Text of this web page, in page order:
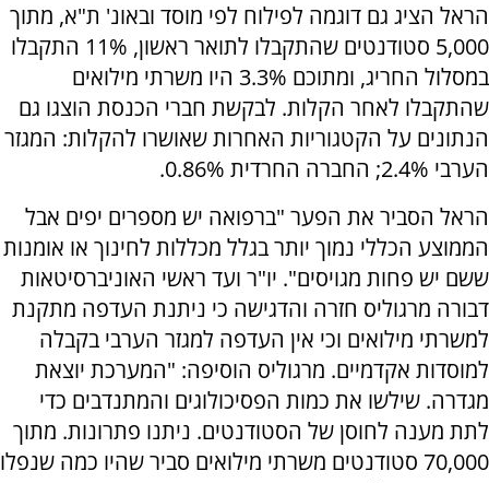
הראל הציג גם דוגמה לפילוח לפי מוסד ובאונ' ת"א, מתוך
5,000 סטודנטים שהתקבלו לתואר ראשון, 11% התקבלו
במסלול החריג, ומתוכם 3.3% היו משרתי מילואים
שהתקבלו לאחר הקלות. לבקשת חברי הכנסת הוצגו גם
הנתונים על הקטגוריות האחרות שאושרו להקלות: המגזר
הערבי 2.4%; החברה החרדית 0.86%.
הראל הסביר את הפער "ברפואה יש מספרים יפים אבל
הממוצע הכללי נמוך יותר בגלל מכללות לחינוך או אומנות
ששם יש פחות מגויסים". יו"ר ועד ראשי האוניברסיטאות
דבורה מרגוליס חזרה והדגישה כי ניתנת העדפה מתקנת
למשרתי מילואים וכי אין העדפה למגזר הערבי בקבלה
למוסדות אקדמיים. מרגוליס הוסיפה: "המערכת יוצאת
מגדרה. שילשו את כמות הפסיכולוגים והמתנדבים כדי
לתת מענה לחוסן של הסטודנטים. ניתנו פתרונות. מתוך
70,000 סטודנטים משרתי מילואים סביר שהיו כמה שנפלו